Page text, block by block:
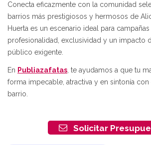
Conecta eficazmente con la comunidad
barrios más prestigiosos y hermosos de
Huerta es un escenario ideal para
profesionalidad, exclusividad y un impacto
público exigente.
En Publiazafatas , te ayudamos a que tu
forma impecable, atractiva y en sintonía
barrio.
Solicitar